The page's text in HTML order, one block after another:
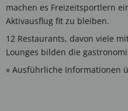
machen es Freizeitsportlern
Aktivausflug fit zu bleiben.
12 Restaurants, davon viele
Lounges bilden die
» Ausführliche Informationen